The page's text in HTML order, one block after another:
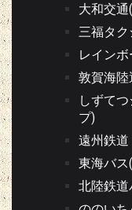
大和交通
三福タク
レイン
敦賀海陸
しずて
プ)
遠州鉄道
東海バス
北陸鉄